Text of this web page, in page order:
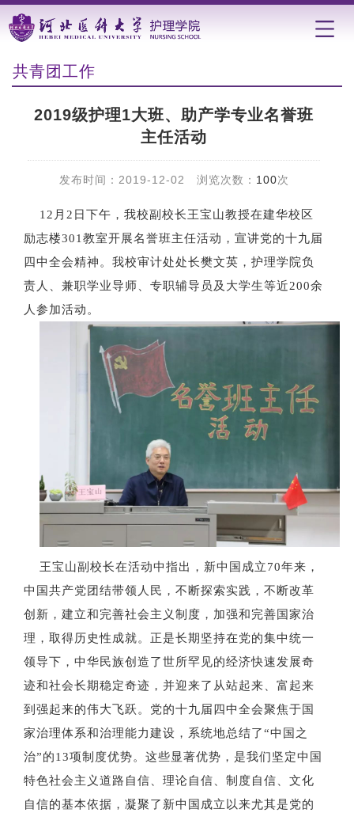
共青团工作
2019级护理1大班、助产学专业名誉班
主任活动
发布时间：2019-12-02 浏览次数： 100次
12月2日下午，我校副校长王宝山教授在建华校区
励志楼301教室开展名誉班主任活动，宣讲党的十九届
四中全会精神。我校审计处处长樊文英，护理学院负
责人、兼职学业导师、专职辅导员及大学生等近200余
人参加活动。
王宝山副校长在活动中指出，新中国成立70年来，
中国共产党团结带领人民，不断探索实践，不断改革
创新，建立和完善社会主义制度，加强和完善国家治
理，取得历史性成就。正是长期坚持在党的集中统一
领导下，中华民族创造了世所罕见的经济快速发展奇
迹和社会长期稳定奇迹，并迎来了从站起来、富起来
到强起来的伟大飞跃。党的十九届四中全会聚焦于国
家治理体系和治理能力建设，系统地总结了“中国之
治”的13项制度优势。这些显著优势，是我们坚定中国
特色社会主义道路自信、理论自信、制度自信、文化
自信的基本依据，凝聚了新中国成立以来尤其是党的